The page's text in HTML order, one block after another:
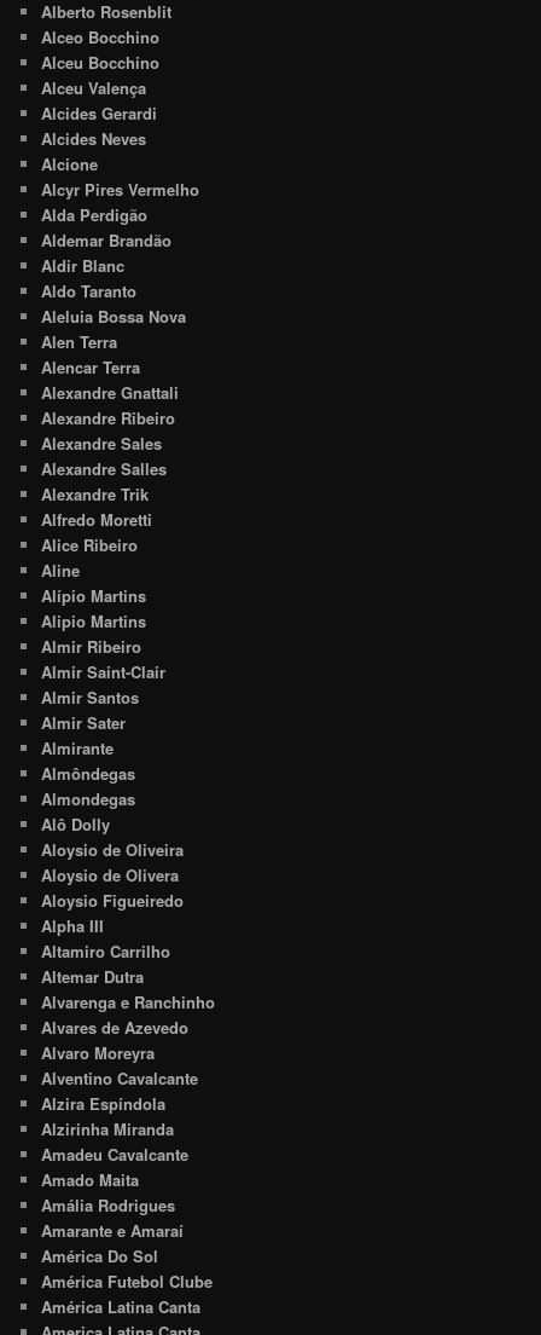
Alberto Rosenblit
Alceo Bocchino
Alceu Bocchino
Alceu Valença
Alcides Gerardi
Alcides Neves
Alcione
Alcyr Pires Vermelho
Alda Perdigão
Aldemar Brandão
Aldir Blanc
Aldo Taranto
Aleluia Bossa Nova
Alen Terra
Alencar Terra
Alexandre Gnattali
Alexandre Ribeiro
Alexandre Sales
Alexandre Salles
Alexandre Trik
Alfredo Moretti
Alice Ribeiro
Aline
Alípio Martins
Alipio Martins
Almir Ribeiro
Almir Saint-Clair
Almir Santos
Almir Sater
Almirante
Almôndegas
Almondegas
Alô Dolly
Aloysio de Oliveira
Aloysio de Olivera
Aloysio Figueiredo
Alpha III
Altamiro Carrilho
Altemar Dutra
Alvarenga e Ranchinho
Alvares de Azevedo
Alvaro Moreyra
Alventino Cavalcante
Alzira Espíndola
Alzirinha Miranda
Amadeu Cavalcante
Amado Maita
Amália Rodrigues
Amarante e Amaraí
América Do Sol
América Futebol Clube
América Latina Canta